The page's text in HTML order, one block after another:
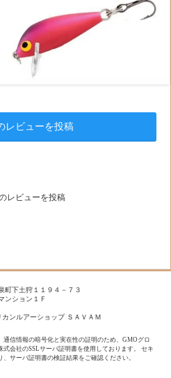
レビューを投稿
レビューを投稿
町下土狩１１９４－７３
ンション１Ｆ
ンルアーショップ ＳＡＶＡＭ
通信情報の暗号化と実在性の証明のため、GMOグロ
式会社のSSLサーバ証明書を使用しております。 セキ
、サーバ証明書の検証結果をご確認ください。